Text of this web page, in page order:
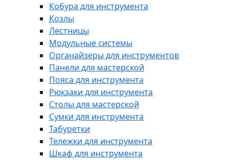
Кобура для инструмента
Козлы
Лестницы
Модульные системы
Органайзеры для инструментов
Панели для мастерской
Пояса для инструмента
Рюкзаки для инструмента
Столы для мастерской
Сумки для инструмента
Табуретки
Тележки для инструмента
Шкаф для инструмента